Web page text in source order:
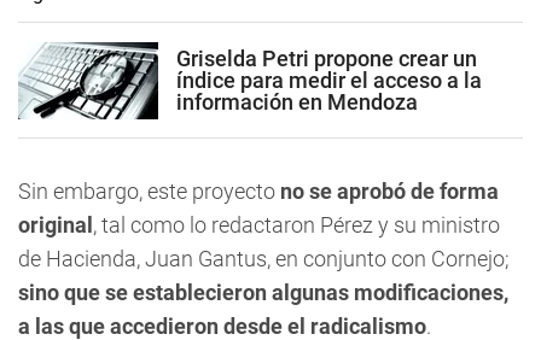
Griselda Petri propone crear un
índice para medir el acceso a la
información en Mendoza
Sin embargo, este proyecto no se aprobó de forma
original , tal como lo redactaron Pérez y su ministro
de Hacienda, Juan Gantus, en conjunto con Cornejo;
sino que se establecieron algunas modificaciones,
a las que accedieron desde el radicalismo.